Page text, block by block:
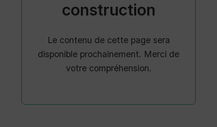
construction
Le contenu de cette page sera
disponible prochainement. Merci de
votre compréhension.